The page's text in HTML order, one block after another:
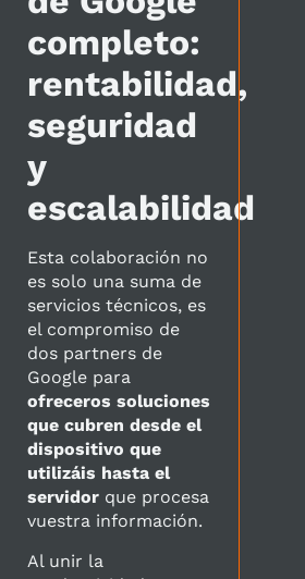
completo:
rentabilidad,
seguridad
y
escalabilidad
Esta colaboración no
es solo una suma de
servicios técnicos, es
el compromiso de
dos partners de
Google para
ofreceros soluciones
que cubren desde el
dispositivo que
utilizáis hasta el
servidorque procesa
vuestra información.
Al unir la